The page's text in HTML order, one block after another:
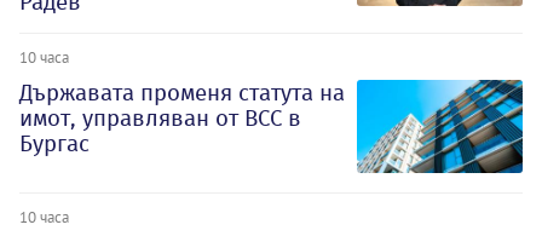
10 часа
Държавата променя статута на
имот, управляван от ВСС в
Бургас
10 часа